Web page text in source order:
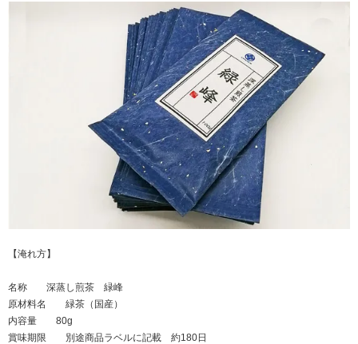
【淹れ方】
名称 深蒸し煎茶 緑峰
原材料名 緑茶（国産）
内容量 80g
賞味期限 別途商品ラベルに記載 約180日